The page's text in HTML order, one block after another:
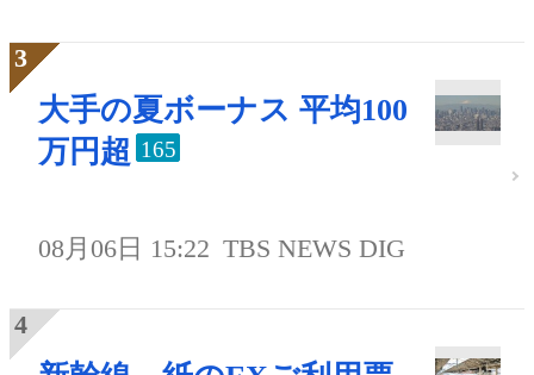
大手の夏ボーナス 平均100
万円超 165
08月06日 15:22 TBS NEWS DIG